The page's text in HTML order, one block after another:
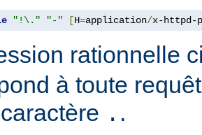
"!\." "-" [H=application/x-httpd-
rationnelle
à toute
. .